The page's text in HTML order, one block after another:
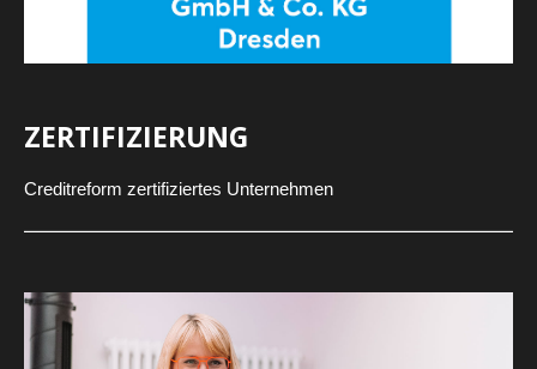
ZERTIFIZIERUNG
Creditreform zertifiziertes Unternehmen